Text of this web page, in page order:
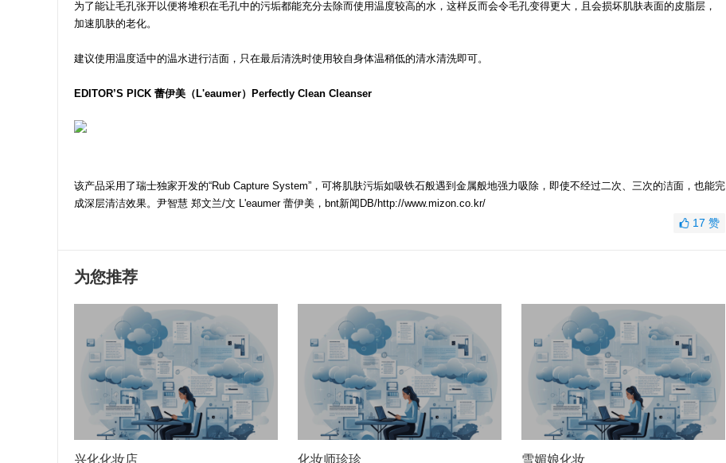
为了能让毛孔张开以便将堆积在毛孔中的污垢都能充分去除而使用温度较高的水，这样反而会令毛孔变得更大，且会损坏肌肤表面的皮脂层，
加速肌肤的老化。
建议使用温度适中的温水进行洁面，只在最后清洗时使用较自身体温稍低的清水清洗即可。
EDITOR’S PICK 蕾伊美（L'eaumer）Perfectly Clean Cleanser
该产品采用了瑞士独家开发的“Rub Capture System”，可将肌肤污垢如吸铁石般遇到金属般地强力吸除，即使不经过二次、三次的洁面，也能完
成深层清洁效果。尹智慧 郑文兰/文 L'eaumer 蕾伊美，bnt新闻DB/http://www.mizon.co.kr/
17 赞
为您推荐
兴化化妆店 化妆师珍珍 雪媚娘化妆